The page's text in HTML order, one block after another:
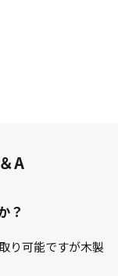
A
？
り可能ですが木製